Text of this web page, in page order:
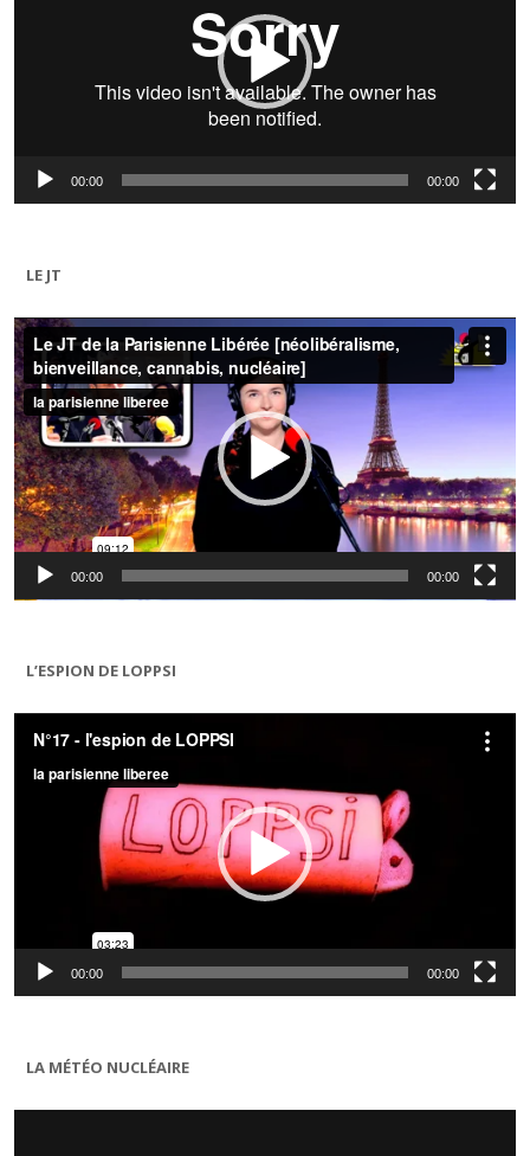
00:00 00:00
LE JT
Lecteur
vidéo
00:00 00:00
L’ESPION DE LOPPSI
Lecteur
vidéo
00:00 00:00
LA MÉTÉO NUCLÉAIRE
Lecteur